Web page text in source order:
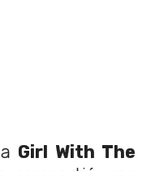
Girl With The